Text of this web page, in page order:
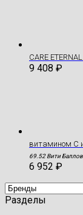
CARE
9 408 ₽
витамином С
69.52 Вити Баллов
6 952 ₽
Разделы